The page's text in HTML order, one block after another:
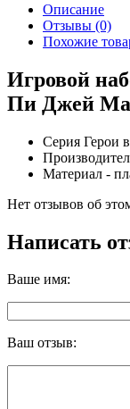
Описание
Отзывы (0)
Похожие
Игровой
Пи Джей
Серия Герои
Материал -
Нет отзывов об
Написать
Ваше имя:
Ваш отзыв: